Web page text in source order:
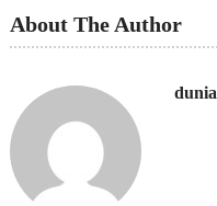
About The Author